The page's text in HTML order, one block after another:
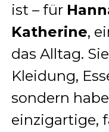
ist – für
Katherine,
das Alltag.
Kleidung,
sondern
einzigartige,